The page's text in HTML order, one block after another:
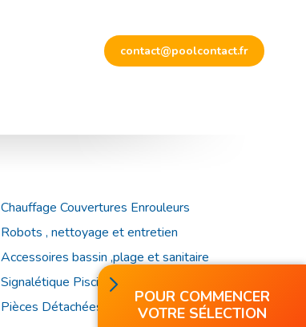
POUR COMMENCER
VOTRE SÉLECTION
contact@poolcontact.fr
Chauffage Couvertures Enrouleurs
Robots , nettoyage et entretien
Accessoires bassin ,plage et sanitaire
Signalétique Piscine et Accessoires de Secours
Pièces Détachées